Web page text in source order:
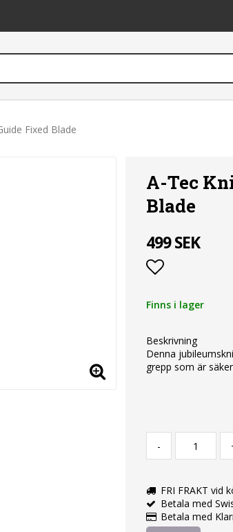
Fixed Blade
A-Tec
Blade
499 SEK
Lägg till i
Finns i lager
Beskrivning
Denna
grepp som är
-
FRI FRAKT vid
Betala med
Betala med